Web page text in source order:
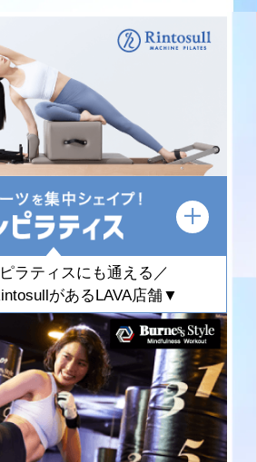
ラティスにも通える／
があるLAVA店舗▼